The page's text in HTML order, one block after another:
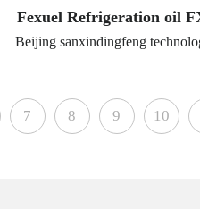
Fexuel Refrigeration oil
Beijing sanxindingfeng
7 8 9 10